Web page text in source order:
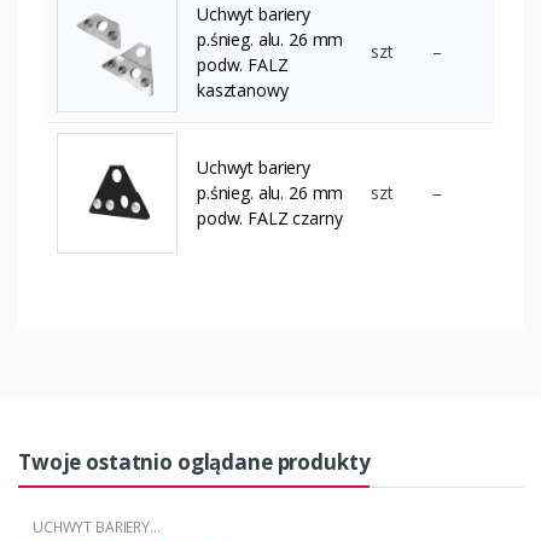
Uchwyt bariery
p.śnieg. alu. 26 mm
podw. FALZ
kasztanowy
szt –
Uchwyt bariery
p.śnieg. alu. 26 mm
podw. FALZ czarny
szt –
Twoje ostatnio oglądane produkty
UCHWYT BARIERY